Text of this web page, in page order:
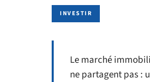
INVESTIR
Le marché
ne partagent pas :